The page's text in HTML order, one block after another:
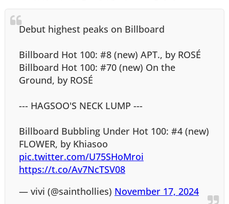
Debut highest peaks on Billboard
Billboard Hot 100: #8 (new) APT., by ROSÉ
Billboard Hot 100: #70 (new) On the
Ground, by ROSÉ
--- HAGSOO'S NECK LUMP ---
Billboard Bubbling Under Hot 100: #4 (new)
FLOWER, by Khiasoo
pic.twitter.com/U75SHoMroi
https://t.co/Av7NcTSV08
— vivi (@sainthollies) November 17, 2024